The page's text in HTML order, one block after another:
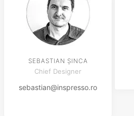
SEBASTIAN ȘINCA
Chief Designer
sebastian@inspresso.ro